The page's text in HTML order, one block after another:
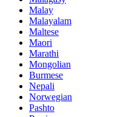
Malay
Malayalam
Maltese
Maori
Marathi
Mongolian
Burmese
Nepali
Norwegian
Pashto